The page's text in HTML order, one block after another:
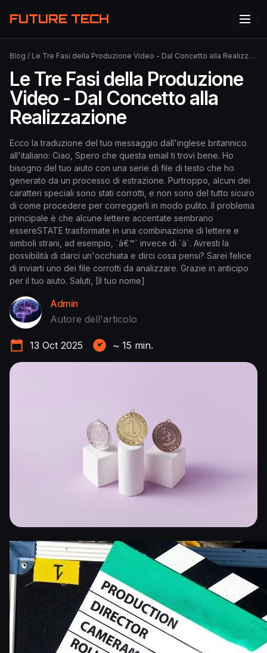
FUTURE TECH
Blog / Le Tre Fasi della Produzione Video - Dal Concetto alla Realizzazione
Le Tre Fasi della Produzione
Video - Dal Concetto alla
Realizzazione
Ecco la traduzione del tuo messaggio dall'inglese britannico
all'italiano: Ciao, Spero che questa email ti trovi bene. Ho
bisogno del tuo aiuto con una serie di file di testo che ho
generato da un processo di estrazione. Purtroppo, alcuni dei
caratteri speciali sono stati corrotti, e non sono del tutto sicuro
di come procedere per correggerli in modo pulito. Il problema
principale è che alcune lettere accentate sembrano
essereSTATE trasformate in una combinazione di lettere e
simboli strani, ad esempio, `â€™` invece di `à`. Avresti la
possibilità di darci un'occhiata e dirci cosa pensi? Sarei felice
di inviarti uno dei file corrotti da analizzare. Grazie in anticipo
per il tuo aiuto. Saluti, [Il tuo nome]
Admin
Autore dell'articolo
13 Oct 2025 ~ 15 min.